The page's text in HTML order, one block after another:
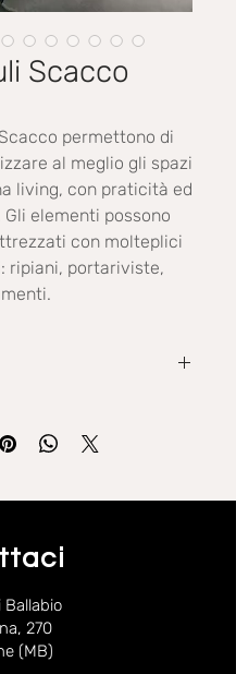
Scacco
permettono di
al meglio gli spazi
living, con praticità ed
elementi possono
con molteplici
ripiani, portariviste,
effetto legno,
colori opachi tinta
270
(MB)